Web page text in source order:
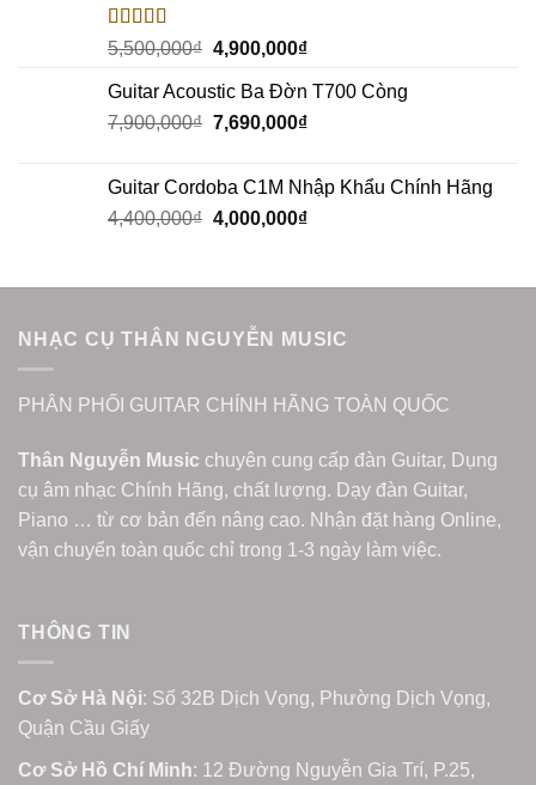
Rated5.00
out of 5
5,500,000₫ 4,900,000₫
Guitar Acoustic Ba Đờn T700 Còng
7,900,000₫ 7,690,000₫
Guitar Cordoba C1M Nhập Khẩu Chính Hãng
4,400,000₫ 4,000,000₫
NHẠC CỤ THÂN NGUYỄN MUSIC
PHÂN PHỐI GUITAR CHÍNH HÃNG TOÀN QUỐC
Thân Nguyễn Music chuyên cung cấp đàn Guitar, Dụng
cụ âm nhạc Chính Hãng, chất lượng. Dạy đàn Guitar,
Piano … từ cơ bản đến nâng cao. Nhận đặt hàng Online,
vận chuyển toàn quốc chỉ trong 1-3 ngày làm việc.
THÔNG TIN
Cơ Sở Hà Nội: Số 32B Dịch Vọng, Phường Dịch Vọng,
Quận Cầu Giấy
Cơ Sở Hồ Chí Minh: 12 Đường Nguyễn Gia Trí, P.25,